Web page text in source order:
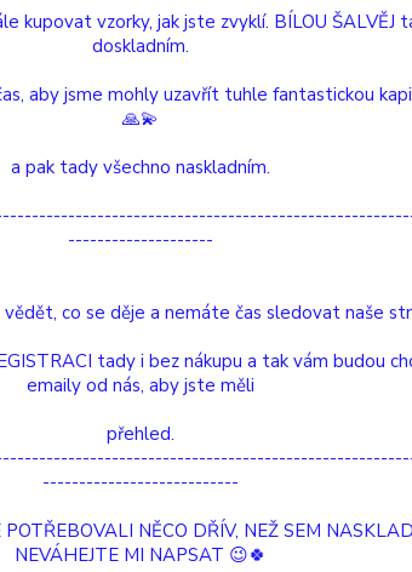
Upřesnit
Nejdražší
kupovat vzorky, jak jste zvyklí. BÍLOU ŠALVĚJ
doskladním.
aby jsme mohly uzavřít tuhle fantastickou
🙏💫
a pak tady všechno naskladním.
--------------------
co se děje a nemáte čas sledovat naše
tady i bez nákupu a tak vám budou
emaily od nás, aby jste měli
přehled.
---------------------------
POTŘEBOVALI NĚCO DŘÍV, NEŽ SEM
NEVÁHEJTE MI NAPSAT 😉🍀